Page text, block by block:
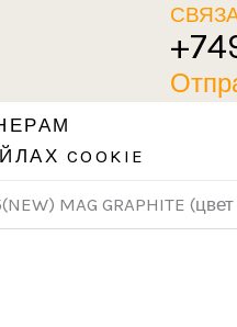
COOKIE
MAG GRAPHITE